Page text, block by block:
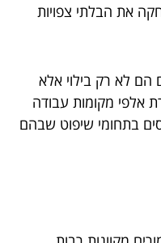
את הבלתי צפויות
הם לא רק בילוי אלא
אלפי מקומות עבודה
בתחומי שיפוט שבהם